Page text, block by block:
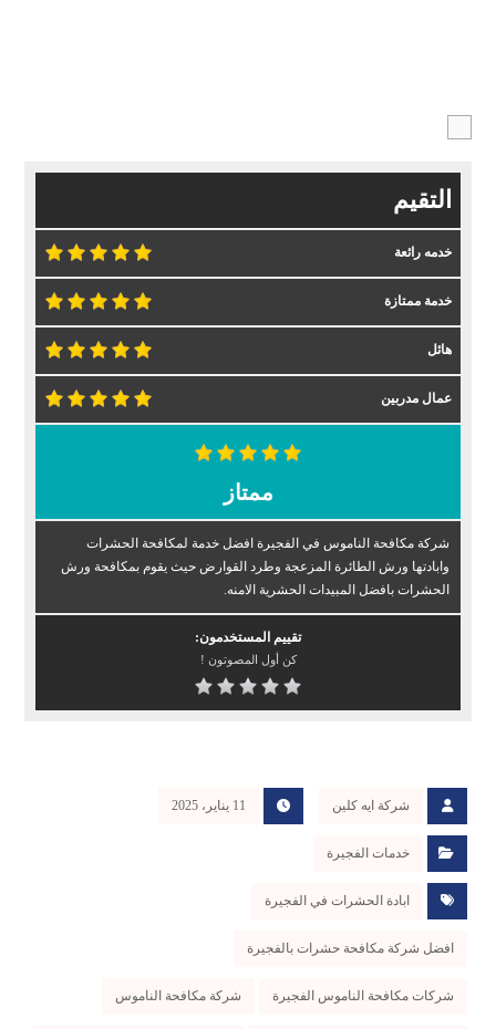
التقيم
خدمه رائعة
خدمة ممتازة
هائل
عمال مدربين
ممتاز
شركة مكافحة الناموس في الفجيرة افضل خدمة لمكافحة الحشرات
وابادتها ورش الطائرة المزعجة وطرد القوارض حيث يقوم بمكافحة ورش
الحشرات بافضل المبيدات الحشرية الامنه.
تقييم المستخدمون:
كن أول المصوتون !
شركة ايه كلين 11 يناير، 2025
خدمات الفجيرة
ابادة الحشرات في الفجيرة
افضل شركة مكافحة حشرات بالفجيرة
شركات مكافحة الناموس الفجيرة شركة مكافحة الناموس